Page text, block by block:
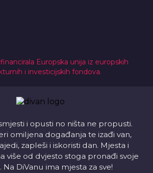
Europska unija iz europskih
i investicijskih fondova.
i opusti no ništa ne propusti.
omiljena događanja te izađi van,
zapleši i iskoristi dan. Mjesta i
više od dvjesto stoga pronađi svoje
Na DiVanu ima mjesta za sve!